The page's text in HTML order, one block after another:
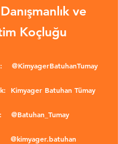
ve
Koçluğu
@KimyagerBatuhanTumay
Kimyager Batuhan Tümay
@Batuhan_Tumay
@kimyager.batuhan